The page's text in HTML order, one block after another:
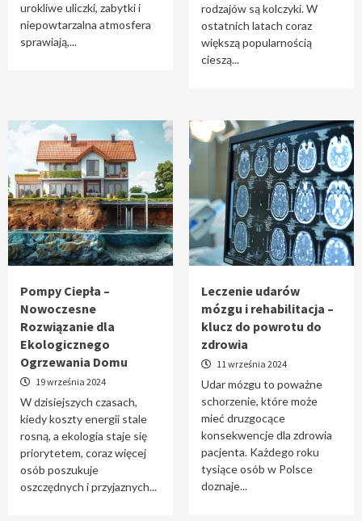
urokliwe uliczki, zabytki i
niepowtarzalna atmosfera
sprawiają,...
rodzajów są kolczyki. W
ostatnich latach coraz
większą popularnością
cieszą...
Pompy Ciepła –
Nowoczesne
Rozwiązanie dla
Ekologicznego
Ogrzewania Domu
19 września 2024
W dzisiejszych czasach,
kiedy koszty energii stale
rosną, a ekologia staje się
priorytetem, coraz więcej
osób poszukuje
oszczędnych i przyjaznych...
Leczenie udarów
mózgu i rehabilitacja –
klucz do powrotu do
zdrowia
11 września 2024
Udar mózgu to poważne
schorzenie, które może
mieć druzgocące
konsekwencje dla zdrowia
pacjenta. Każdego roku
tysiące osób w Polsce
doznaje...